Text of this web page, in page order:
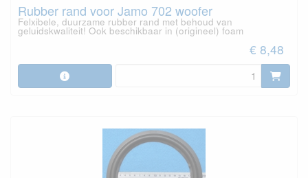
Rubber rand voor Jamo 702 woofer
Felxibele, duurzame rubber rand met behoud van
geluidskwaliteit! Ook beschikbaar in (origineel) foam
€ 8,48